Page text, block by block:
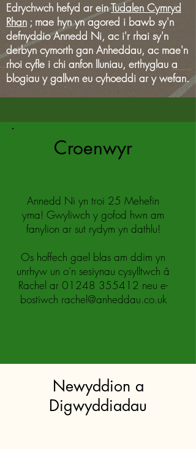
Edrychwch hefyd ar einTudalen Cymryd
Rhan ; mae hyn yn agored i bawb sy'n
defnyddio Annedd Ni, ac i'r rhai sy'n
derbyn cymorth gan Anheddau, ac mae'n
rhoi cyfle i chi anfon lluniau, erthyglau a
blogiau y gallwn eu cyhoeddi ar y wefan.
Croenwyr
Annedd Ni yn troi 25 Mehefin
yma! Gwyliwch y gofod hwn am
fanylion ar sut rydym yn dathlu!
Os hoffech gael blas am ddim yn
unrhyw un o’n sesiynau cysylltwch â
Rachel ar 01248 355412 neu e-
bostiwch rachel@anheddau.co.uk
Newyddion a
Digwyddiadau